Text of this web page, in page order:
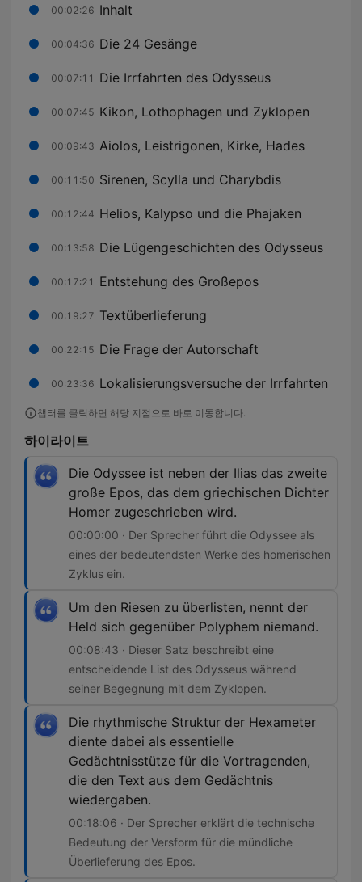
00:02:26 Inhalt
00:04:36 Die 24 Gesänge
00:07:11 Die Irrfahrten des Odysseus
00:07:45 Kikon, Lothophagen und Zyklopen
00:09:43 Aiolos, Leistrigonen, Kirke, Hades
00:11:50 Sirenen, Scylla und Charybdis
00:12:44 Helios, Kalypso und die Phajaken
00:13:58 Die Lügengeschichten des Odysseus
00:17:21 Entstehung des Großepos
00:19:27 Textüberlieferung
00:22:15 Die Frage der Autorschaft
00:23:36 Lokalisierungsversuche der Irrfahrten
챕터를 클릭하면 해당 지점으로 바로 이동합니다.
하이라이트
Die Odyssee ist neben der Ilias das zweite
große Epos, das dem griechischen Dichter
Homer zugeschrieben wird.
00:00:00 · Der Sprecher führt die Odyssee als
eines der bedeutendsten Werke des homerischen
Zyklus ein.
Um den Riesen zu überlisten, nennt der
Held sich gegenüber Polyphem niemand.
00:08:43 · Dieser Satz beschreibt eine
entscheidende List des Odysseus während
seiner Begegnung mit dem Zyklopen.
Die rhythmische Struktur der Hexameter
diente dabei als essentielle
Gedächtnisstütze für die Vortragenden,
die den Text aus dem Gedächtnis
wiedergaben.
00:18:06 · Der Sprecher erklärt die technische
Bedeutung der Versform für die mündliche
Überlieferung des Epos.